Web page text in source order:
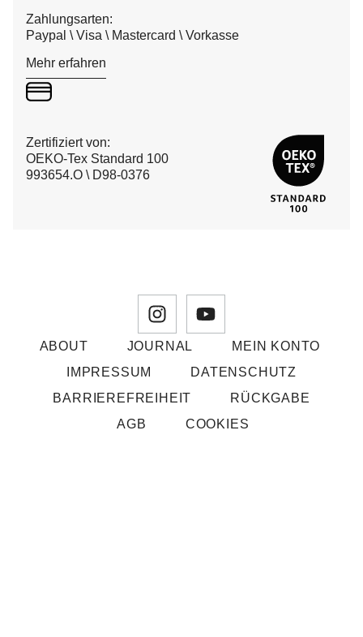
Zahlungsarten:
Paypal \ Visa \ Mastercard \ Vorkasse
Mehr erfahren
Zertifiziert von:
OEKO-Tex Standard 100
993654.O \ D98-0376
ABOUT JOURNAL
MEIN KONTO
IMPRESSUM
DATENSCHUTZ
BARRIERE­FREIHEIT
RÜCKGABE
AGB
COOKIES